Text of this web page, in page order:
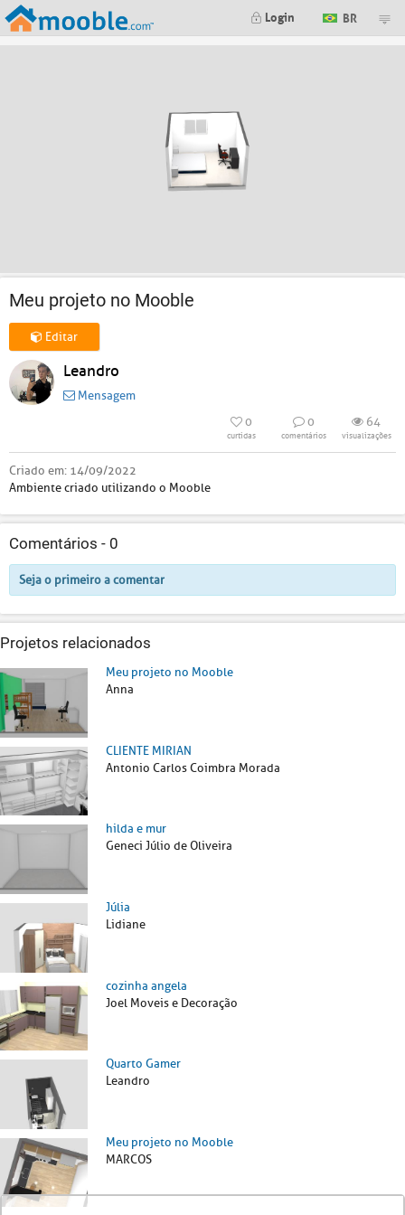
Login BR
Meu projeto no Mooble
Editar
Leandro
Mensagem
0
curtidas
0
comentários
64
visualizações
Criado em: 14/09/2022
Ambiente criado utilizando o Mooble
Comentários - 0
Seja o primeiro a comentar
Projetos relacionados
Meu projeto no Mooble
Anna
CLIENTE MIRIAN
Antonio Carlos Coimbra Morada
hilda e mur
Geneci Júlio de Oliveira
Júlia
Lidiane
cozinha angela
Joel Moveis e Decoração
Quarto Gamer
Leandro
Meu projeto no Mooble
MARCOS